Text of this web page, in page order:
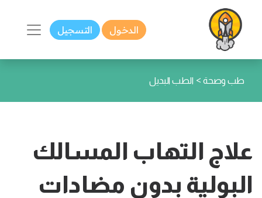
الدخول التسجيل
طب وصحة > الطب البديل
علاج التهاب المسالك
البولية بدون مضادات